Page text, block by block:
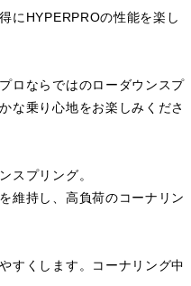
にHYPERPROの性能を楽し
ロならではのローダウンスプ
な乗り心地をお楽しみくださ
スプリング。
維持し、高負荷のコーナリン
すくします。コーナリング中